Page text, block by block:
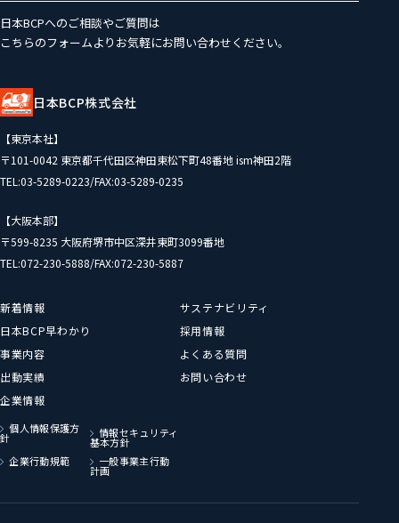
日本BCPへのご相談やご質問は
こちらのフォームよりお気軽にお問い合わせください。
日本BCP株式会社
【東京本社】
〒101-0042 東京都千代田区神田東松下町48番地 ism神田2階
TEL:03-5289-0223/FAX:03-5289-0235
【大阪本部】
〒599-8235 大阪府堺市中区深井東町3099番地
TEL:072-230-5888/FAX:072-230-5887
新着情報
日本BCP早わかり
事業内容
出動実績
企業情報
サステナビリティ
採用情報
よくある質問
お問い合わせ
個人情報保護方
針 情報セキュリティ
基本方針
企業行動規範
一般事業主行動
計画